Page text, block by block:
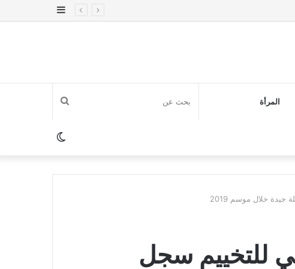
إضافة
المرأة بحث
عنالوضع
المظلم
خلال موسم 2019
للتخييم سجل